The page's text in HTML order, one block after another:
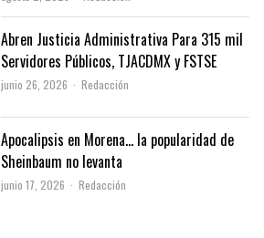
Abren Justicia Administrativa Para 315 mil
Servidores Públicos, TJACDMX y FSTSE
junio 26, 2026 Author
Redacción
Apocalipsis en Morena… la popularidad de
Sheinbaum no levanta
junio 17, 2026 Author
Redacción